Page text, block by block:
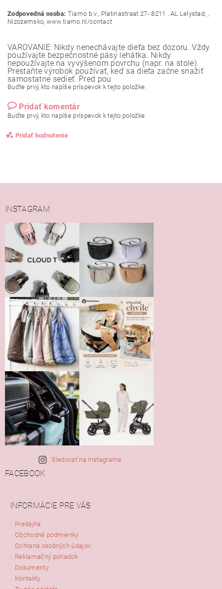
Zodpovedná osoba: Tiamo b.v., Platinastraat 27- 8211 , AL Lelystad, ,
Nizozemsko, www.tiamo.nl/contact
VAROVANIE: Nikdy nenechávajte dieťa bez dozoru. Vždy
používajte bezpečnostné pásy lehátka. Nikdy
nepoužívajte na vyvýšenom povrchu (napr. na stole).
Prestaňte výrobok používať, keď sa dieťa začne snažiť
samostatne sedieť. Pred pou
Buďte prvý, kto napíše príspevok k tejto položke.
Pridať komentár
Buďte prvý, kto napíše príspevok k tejto položke.
Pridať hodnotenie
Vložením hodnotenie súhlasíte s
podmienkami ochrany
osobných údajov
INSTAGRAM
Sledovať na Instagrame
FACEBOOK
INFORMÁCIE PRE VÁS
Predajňa
Obchodné podmienky
Ochrana osobných údajov
Reklamačný poriadok
Dokumenty
Kontakty